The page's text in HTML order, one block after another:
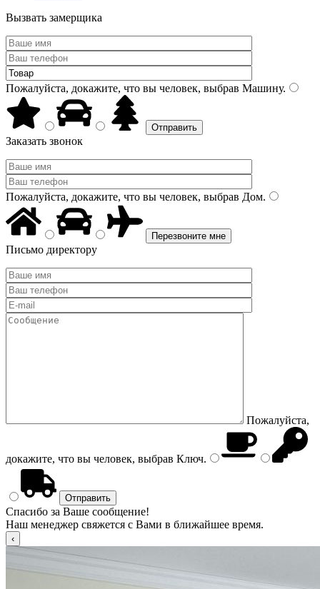
Вызвать замерщика
Пожалуйста, докажите, что вы человек, выбрав Машину.
Заказать звонок
Пожалуйста, докажите, что вы человек, выбрав Дом.
Письмо директору
Пожалуйста,
докажите, что вы человек, выбрав Ключ.
Спасибо за Ваше сообщение!
Наш менеджер свяжется с Вами в ближайшее время.